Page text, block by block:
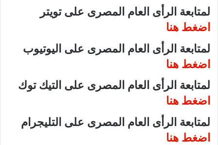
لمتابعة الرأى العام المصرى على تويتر
اضغط هنا
لمتابعة الرأى العام المصرى على اليوتيوب
اضغط هنا
لمتابعة الرأى العام المصرى على التيك توك
اضغط هنا
لمتابعة الرأى العام المصرى على التليجرام
اضغط هنا